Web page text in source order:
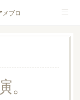
メブロ
Twitter